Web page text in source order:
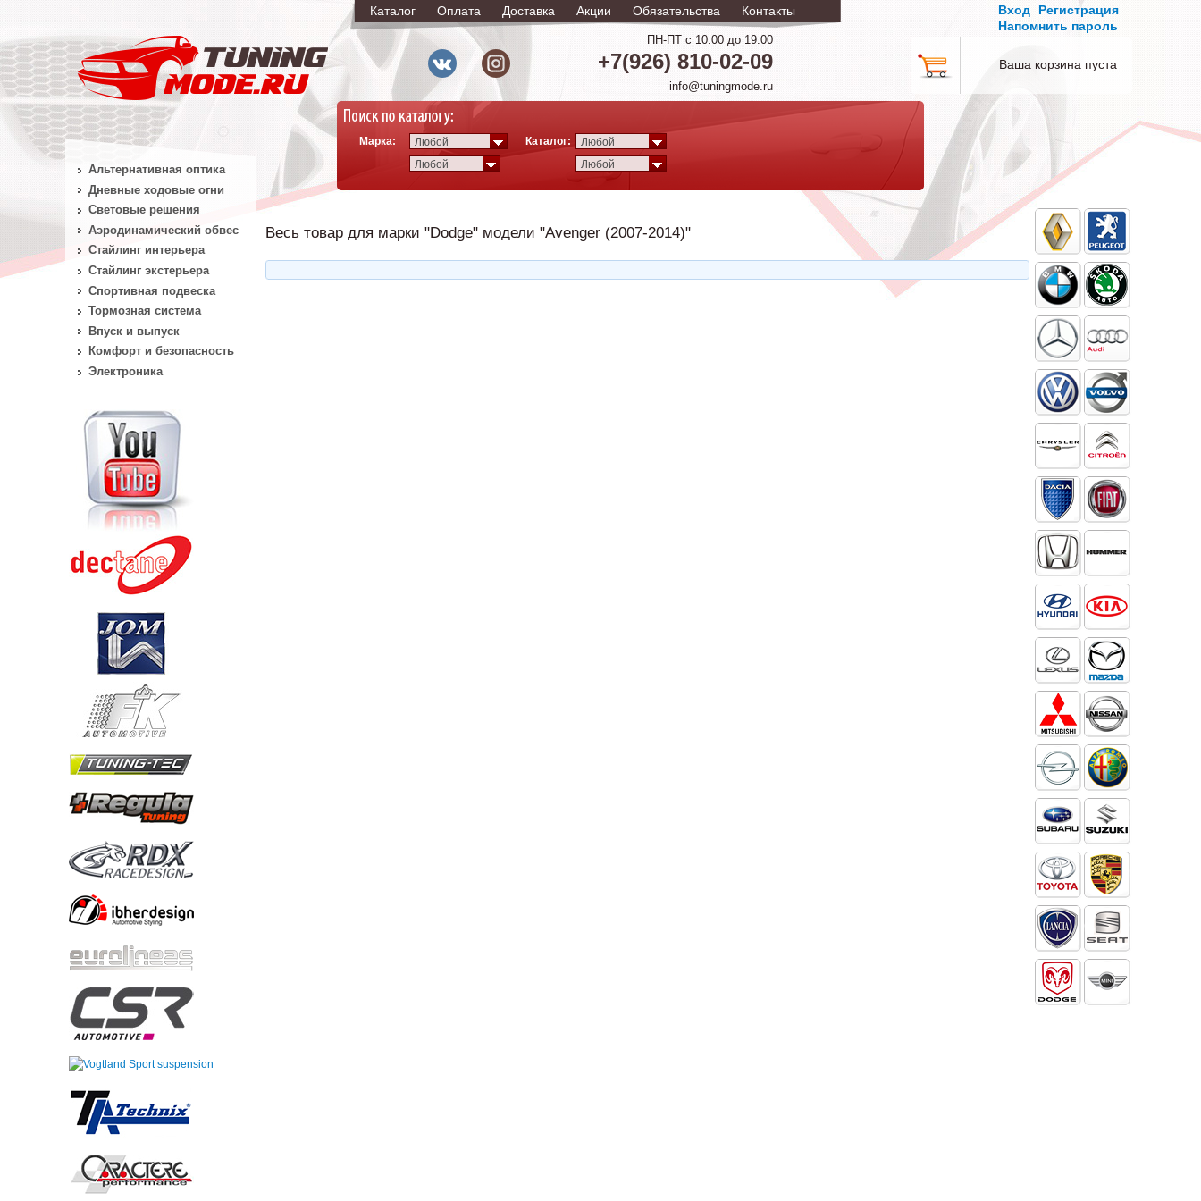
ПН-ПТ с 10:00 до 19:00
+7(926) 810-02-09
info@tuningmode.ru
Каталог Оплата Доставка Акции Обязательства Контакты Вход
Регистрация
Напомнить пароль
Ваша корзина пуста
Марка:
Любой
Любой
Каталог:
Любой
Любой
Весь товар для марки "Dodge" модели "Avenger (2007-2014)"
Альтернативная оптика
Дневные ходовые огни
Световые решения
Аэродинамический обвес
Стайлинг интерьера
Стайлинг экстерьера
Спортивная подвеска
Тормозная система
Впуск и выпуск
Комфорт и безопасность
Электроника